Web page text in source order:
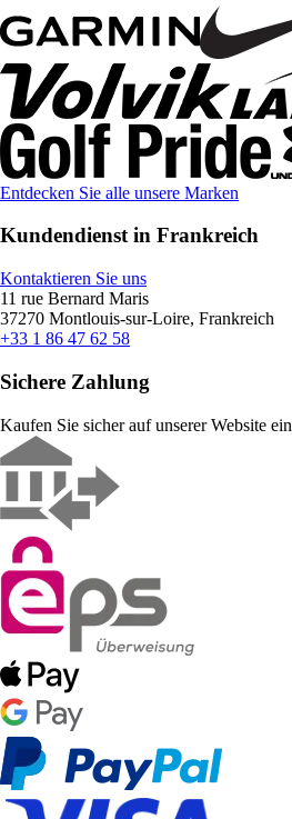
Entdecken Sie alle unsere Marken
Kundendienst in Frankreich
Kontaktieren Sie uns
11 rue Bernard Maris
37270 Montlouis-sur-Loire, Frankreich
+33 1 86 47 62 58
Sichere Zahlung
Kaufen Sie sicher auf unserer Website ein